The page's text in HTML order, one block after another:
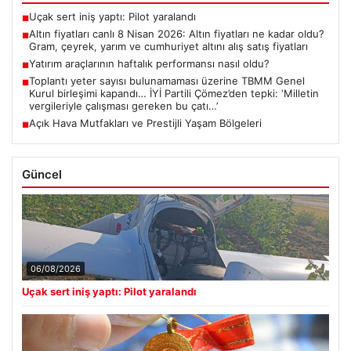
■Uçak sert iniş yaptı: Pilot yaralandı
■Altın fiyatları canlı 8 Nisan 2026: Altın fiyatları ne kadar oldu?
Gram, çeyrek, yarım ve cumhuriyet altını alış satış fiyatları
■Yatırım araçlarının haftalık performansı nasıl oldu?
■Toplantı yeter sayısı bulunamaması üzerine TBMM Genel
Kurul birleşimi kapandı… İYİ Partili Çömez’den tepki: ‘Milletin
vergileriyle çalışması gereken bu çatı…’
■Açık Hava Mutfakları ve Prestijli Yaşam Bölgeleri
Güncel
06/08/2026
Uçak sert iniş yaptı: Pilot yaralandı